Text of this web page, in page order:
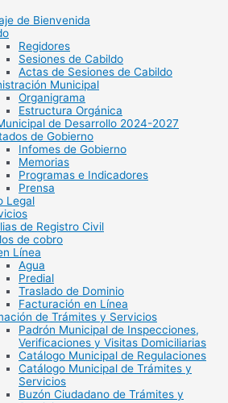
de Bienvenida
Regidores
Sesiones de Cabildo
Actas de Sesiones de Cabildo
Municipal
Organigrama
Estructura Orgánica
de Desarrollo 2024-2027
de Gobierno
Infomes de Gobierno
Memorias
Programas e Indicadores
Prensa
Legal
de Registro Civil
de cobro
Línea
Agua
Predial
Traslado de Dominio
Facturación en Línea
de Trámites y Servicios
Padrón Municipal de Inspecciones,
Verificaciones y Visitas Domiciliarias
Catálogo Municipal de Regulaciones
Catálogo Municipal de Trámites y
Servicios
Buzón Ciudadano de Trámites y